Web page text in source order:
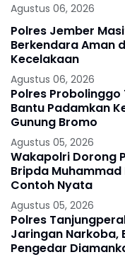
Agustus 06, 2026
Polres Jember
Berkendara Aman
Kecelakaan
Agustus 06, 2026
Polres Probolinggo
Bantu Padamkan
Gunung Bromo
Agustus 05, 2026
Wakapolri Dorong
Bripda
Contoh Nyata
Agustus 05, 2026
Polres
Jaringan Narkoba,
Pengedar